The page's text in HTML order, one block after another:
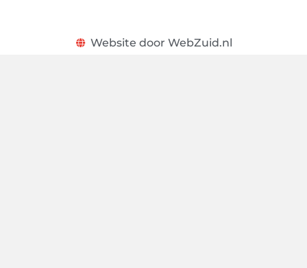
Website door WebZuid.nl